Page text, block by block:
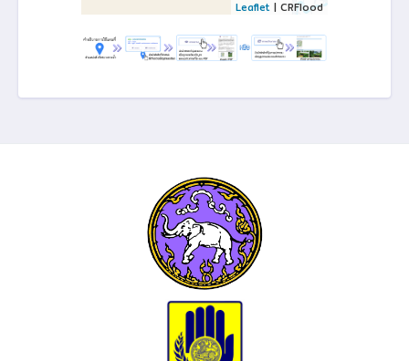
Leaflet | CRFlood